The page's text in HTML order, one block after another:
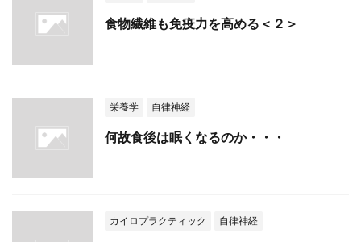
食物繊維も免疫力を高める＜２＞
栄養学 自律神経
何故食後は眠くなるのか・・・
カイロプラクティック 自律神経